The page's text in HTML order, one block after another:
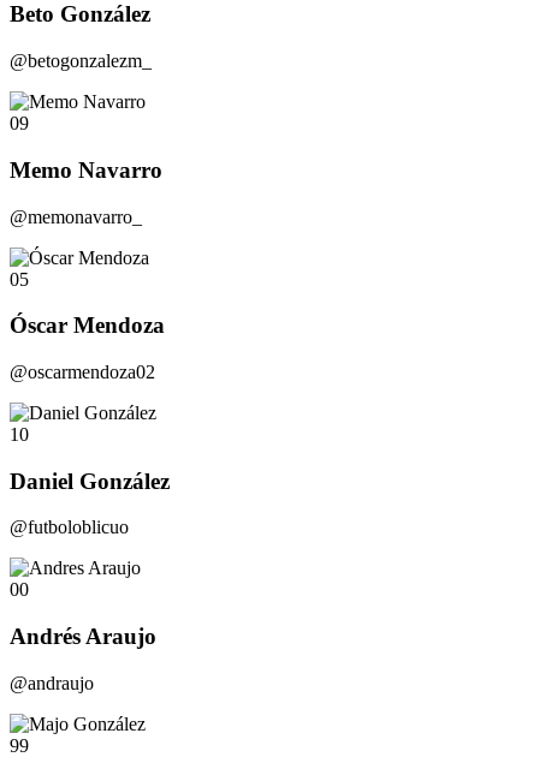
Beto González
@betogonzalezm_
09
Memo Navarro
@memonavarro_
05
Óscar Mendoza
@oscarmendoza02
10
Daniel González
@futboloblicuo
00
Andrés Araujo
@andraujo
99